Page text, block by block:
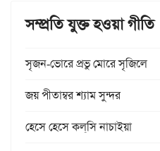
সম্প্রতি যুক্ত হওয়া গীতি
সৃজন-ভোরে প্রভু মোরে সৃজিলে
জয় পীতাম্বর শ্যাম সুন্দর
হেসে হেসে কল্‌সি নাচাইয়া